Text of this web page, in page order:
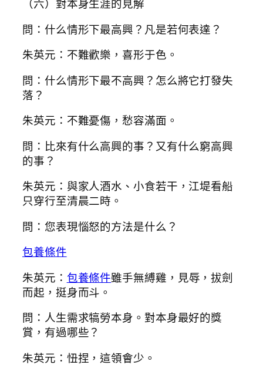
（六）對本身生涯的見解
問：什么情形下最高興？凡是若何表達？
朱英元：不難歡樂，喜形于色。
問：什么情形下最不高興？怎么將它打發失
落？
朱英元：不難憂傷，愁容滿面。
問：比來有什么高興的事？又有什么窮高興
的事？
朱英元：與家人酒水、小食若干，江堤看船
只穿行至清晨二時。
問：您表現惱怒的方法是什么？
包養條件
朱英元： 包養條件雖手無縛雞，見辱，拔劍
而起，挺身而斗。
問：人生需求犒勞本身。對本身最好的獎
賞，有過哪些？
朱英元：忸捏，這領會少。